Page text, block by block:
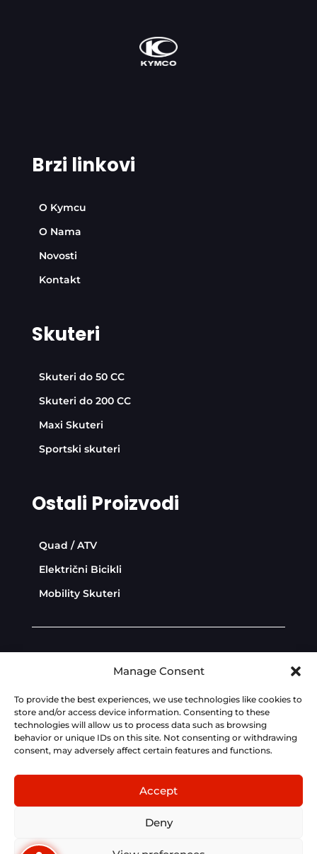
Manage Consent
To provide the best experiences, we use technologies like cookies to
store and/or access device information. Consenting to these
technologies will allow us to process data such as browsing
behavior or unique IDs on this site. Not consenting or withdrawing
consent, may adversely affect certain features and functions.
Accept
Deny
Brzi linkovi
O Kymcu
O Nama
Novosti
Kontakt
Skuteri
Skuteri do 50 CC
Skuteri do 200 CC
Maxi Skuteri
Sportski skuteri
Ostali Proizvodi
Quad / ATV
Električni Bicikli
Mobility Skuteri
Dev:AdriaBox
Fotografije, tehnički podaci, cijene i opisi na ovoj
stranici su informativnog karaktera i podložni
izmjenama bez prethodne najave. Za točne
tehničke značajke, cijene i opremljenost modela,